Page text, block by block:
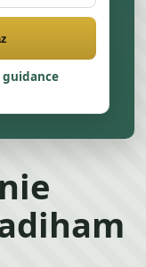
guidance